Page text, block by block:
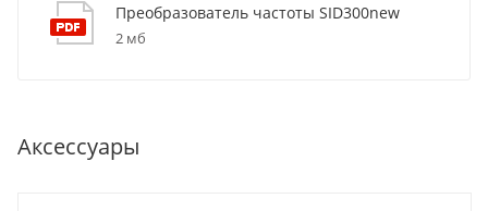
Преобразователь частоты SID300new
2 мб
Аксессуары